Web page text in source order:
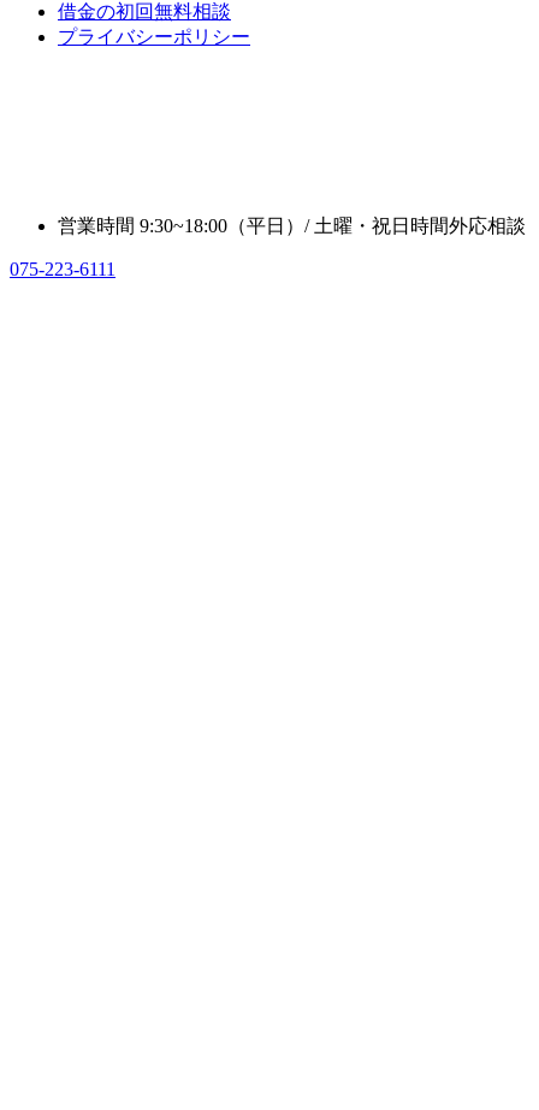
借金の初回無料相談
プライバシーポリシー
営業時間 9:30~18:00（平日）/ 土曜・祝日時間外応相談
075-223-6111